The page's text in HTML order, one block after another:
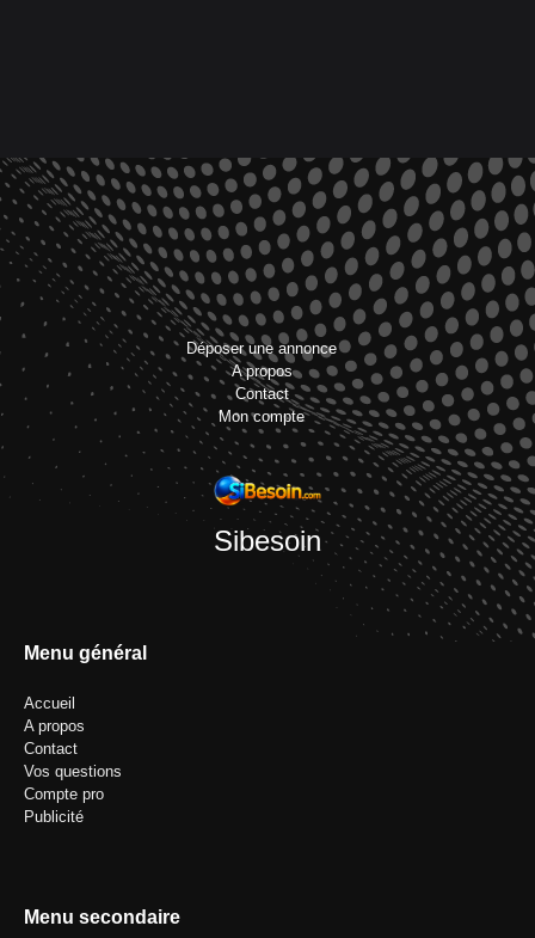
Déposer une annonce
A propos
Contact
Mon compte
Sibesoin
Menu général
Accueil
A propos
Contact
Vos questions
Compte pro
Publicité
Menu secondaire